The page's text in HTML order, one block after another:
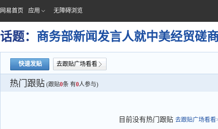
网易首页 应用 无障碍浏览
话题： 商务部新闻发言人就中美经贸磋
快速发贴 去跟贴广场看看
热门跟贴 (跟贴0条 有0人参与)
目前没有热门跟贴 去跟贴广场看看